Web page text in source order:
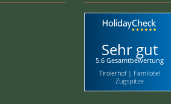
Sehr gut
5.6 Gesamtbewertung
Tirolerhof | Familotel
Zugspitze